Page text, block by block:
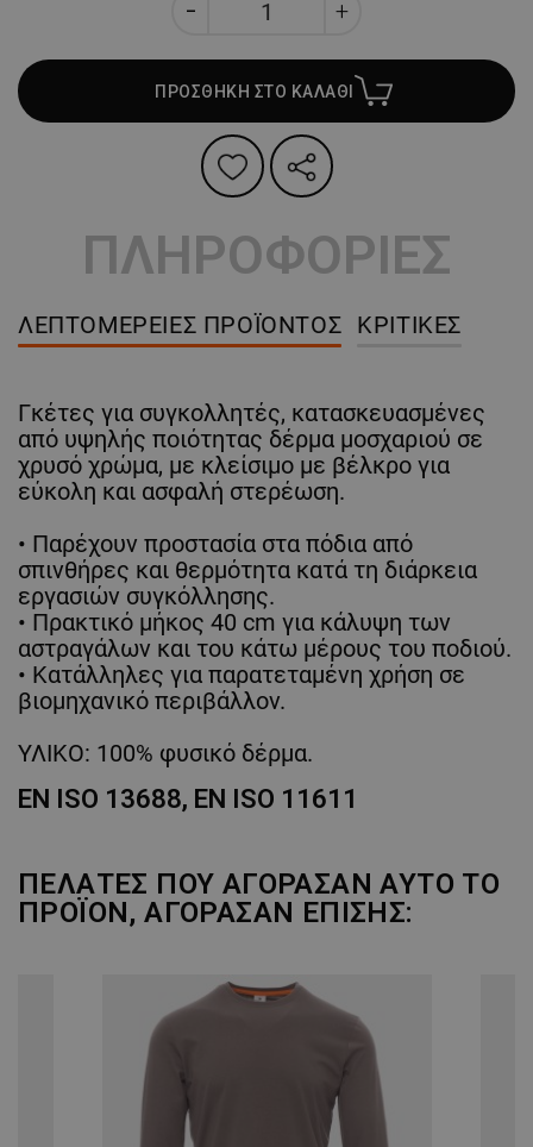
ΠΡΟΣΘΗΚΗ ΣΤΟ ΚΑΛΑΘΙ
ΠΛΗΡΟΦΟΡΙΕΣ
ΛΕΠΤΟΜΈΡΕΙΕΣ ΠΡΟΪΌΝΤΟΣ ΚΡΙΤΙΚΈΣ
Γκέτες για συγκολλητές, κατασκευασμένες
από υψηλής ποιότητας δέρμα μοσχαριού σε
χρυσό χρώμα, με κλείσιμο με βέλκρο για
εύκολη και ασφαλή στερέωση.
• Παρέχουν προστασία στα πόδια από
σπινθήρες και θερμότητα κατά τη διάρκεια
εργασιών συγκόλλησης.
• Πρακτικό μήκος 40 cm για κάλυψη των
αστραγάλων και του κάτω μέρους του ποδιού.
• Κατάλληλες για παρατεταμένη χρήση σε
βιομηχανικό περιβάλλον.
ΥΛΙΚΟ: 100% φυσικό δέρμα.
EN ISO 13688, EN ISO 11611
ΠΕΛΆΤΕΣ ΠΟΥ ΑΓΌΡΑΣΑΝ ΑΥΤΌ ΤΟ
ΠΡΟΪΌΝ, ΑΓΌΡΑΣΑΝ ΕΠΊΣΗΣ: